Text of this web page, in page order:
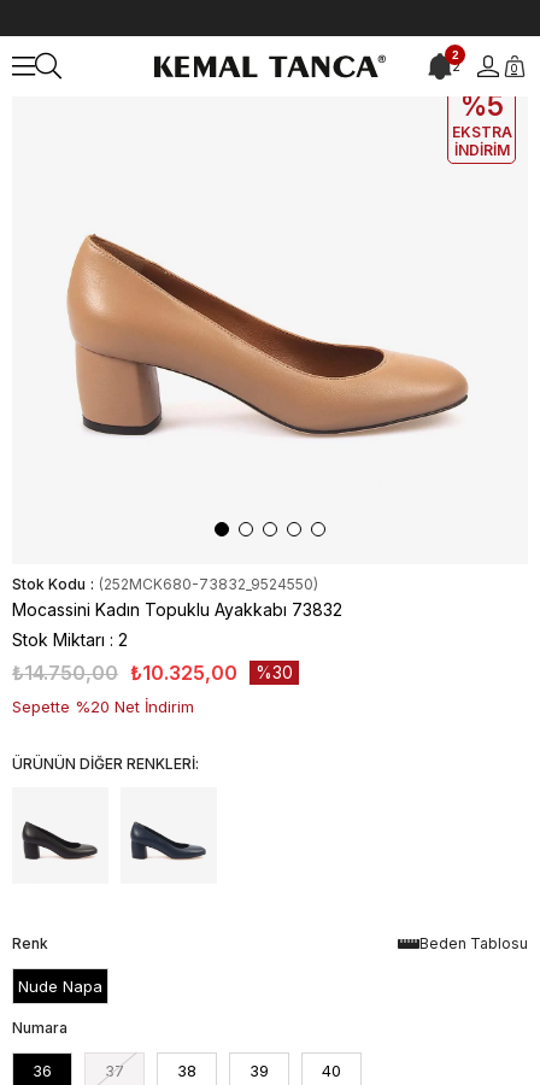
2
2 0
EKLE5
%5
EKSTRA
İNDİRİM
Stok Kodu (252MCK680-73832_9524550)
Mocassini Kadın Topuklu Ayakkabı 73832
Stok Miktarı : 2
₺14.750,00 ₺10.325,00 30
Sepette %20 Net İndirim
ÜRÜNÜN DİĞER RENKLERİ:
Beden Tablosu
Renk
Nude Napa
Numara
36 37 38 39 40